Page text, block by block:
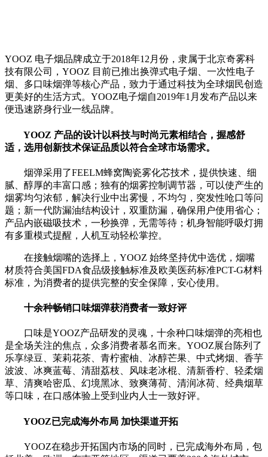
YOOZ 电子烟品牌成立于2018年12月份，隶属于北京奇雾科
技有限公司，YOOZ 目前已推出换弹式电子烟、一次性电子
烟、多口味烟弹等核心产品，致力于通过科技为全球烟民创造
更美好的生活方式。YOOZ电子烟自2019年1月发布产品以来
便迅速跻身行业一线品牌。
YOOZ 产品的设计以科技与时尚元素相结合，握感舒
适，选用创新技术保证品质以符合全球市场需求。
烟弹采用了FEELM蜂窝陶瓷雾化芯技术，提供快速、细
腻、醇厚的丰富口感；独有的烟雾控制调节器，可以使产生的
烟雾均匀浓郁，解决行业中出雾慢，不均匀，突发性呛口等问
题；新一代防漏油结构设计，双重防漏，确保用户使用省心；
产品内嵌磁吸技术，一秒换弹，无需等待；机身智能呼吸灯拥
有多重模式提醒，人机互动轻松掌控。
在接触烟嘴的选择上，YOOZ 始终坚持优中选优，烟嘴
材质符合美国FDA食品级接触标准及欧美医药标准PCT-G材料
标准，为消费者的提供完整的安全保障，安心使用。
十余种畅销口味烟弹获消费者一致好评
口味是YOOZ产品研发的灵魂，十余种口味烟弹的亮相也
是全场关注的焦点，众多消费者慕名而来。YOOZ展台陈列了
乐享绿豆、茉莉花茶、青柠蜜柚、冰醇芒果、中式烤烟、香芋
波波、冰爽蓝莓、清甜荔枝、风味老冰棍、清新香柠、轻柔烟
草、清爽哈密瓜、幻境黑冰、致爽薄荷、清润冰荷、经典烟草
等口味，在口感体验上受到业内人士一致好评。
YOOZ已完成海外布局 加快渠道开拓
YOOZ在稳步开拓国内市场的同时，已完成海外布局，包